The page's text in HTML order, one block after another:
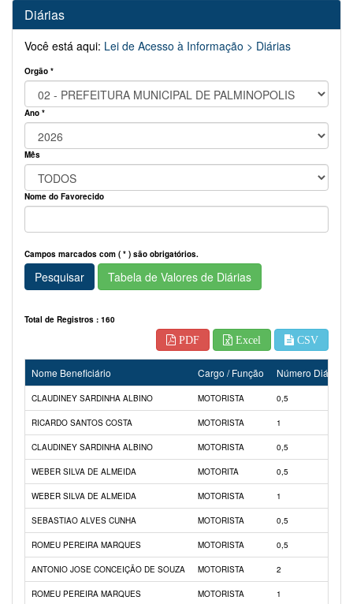
Diárias
Você está aqui: Lei de Acesso à Informação > Diárias
Orgão *
Ano *
Mês
Nome do Favorecido
Campos marcados com ( * ) são obrigatórios.
Pesquisar Tabela de Valores de Diárias
Total de Registros : 160
PDF
Excel CSV
Nome Beneficiário Cargo / Função Número Diárias
CLAUDINEY SARDINHA ALBINO MOTORISTA 0,5
RICARDO SANTOS COSTA MOTORISTA 1
CLAUDINEY SARDINHA ALBINO MOTORISTA 0,5
WEBER SILVA DE ALMEIDA MOTORITA 0,5
WEBER SILVA DE ALMEIDA MOTORISTA 1
SEBASTIAO ALVES CUNHA MOTORISTA 0,5
ROMEU PEREIRA MARQUES MOTORISTA 0,5
ANTONIO JOSE CONCEIÇÃO DE SOUZA MOTORISTA 2
ROMEU PEREIRA MARQUES MOTORISTA 1